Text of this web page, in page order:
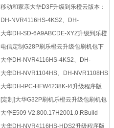
件升级包乐橙V2.8
移动和家亲大华D3F升级到乐橙云版本：
V2.800.00
DH-NVR4116HS-4KS2、DH-
NVR4116HS-HDS2版本号：
4.000.00000
大华DH-SD-6A9ABCDE-XYZ升级到乐橙
云V2.810.0000000.4.R
电信定制G28P刷乐橙云升级包刷机包下
载
大华DH-NVR4116HS-4KS2、DH-
NVR4116HS-HDS2固件升级包版本
大华DH-NVR1104HS、DH-NVR1108HS
固件升级刷机包升级到
大华DH-IPC-HFW4238K-I4升级程序版
本：V2.680.0000000.
[定制]大华G32P刷机乐橙云升级包刷机包
大华E509 V2.800.17H2001.0.RBuild
Date 20221122
大华DH-NVR4116HS-HDS2升级程序版